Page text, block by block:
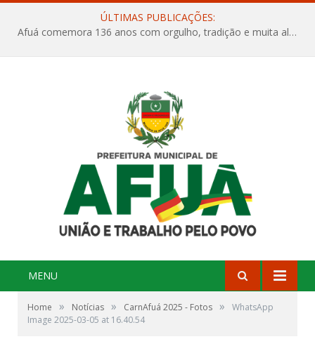
ÚLTIMAS PUBLICAÇÕES:
Afuá comemora 136 anos com orgulho, tradição e muita alegria na Quadra Dr. Nelson Salomão
MENU
Home » Notícias » CarnAfuá 2025 - Fotos »
WhatsApp
Image 2025-03-05 at 16.40.54